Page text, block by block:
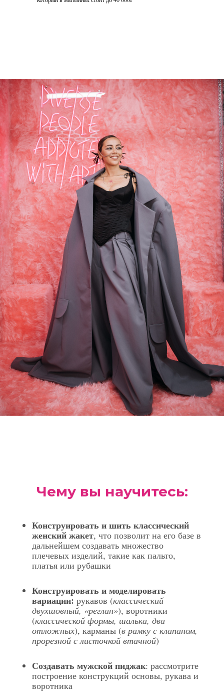
Чему вы научитесь:
Конструировать и шить классический
женский жакет, что позволит на его базе в
дальнейшем создавать множество
плечевых изделий, такие как пальто,
платья или рубашки
Конструировать и моделировать
вариации: рукавов (классический
двухшовный, «реглан»), воротники
(классической формы, шалька, два
отложных), карманы (в рамку с клапаном,
прорезной с листочкой втачной)
Создавать мужской пиджак: рассмотрите
построение конструкций основы, рукава и
воротника